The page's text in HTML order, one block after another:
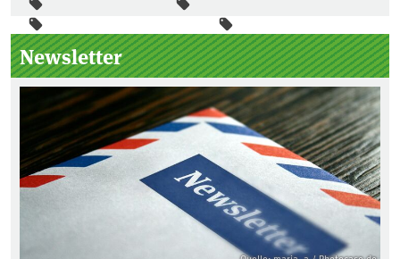
Seitenleiste
Newsletter